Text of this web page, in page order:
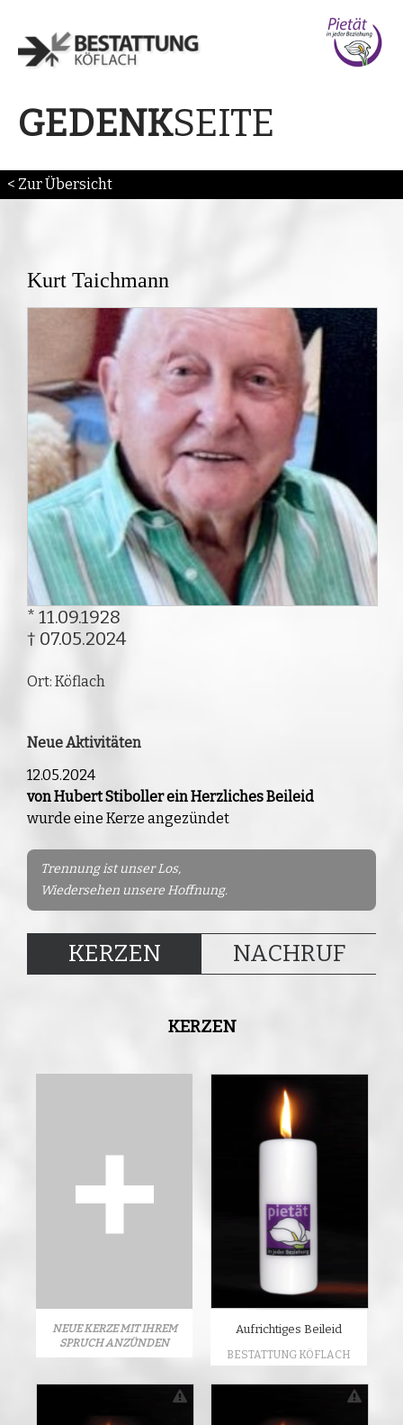
GEDENKSEITE
< Zur Übersicht
Kurt Taichmann
* 11.09.1928
† 07.05.2024
Ort: Köflach
Neue Aktivitäten
12.05.2024
von Hubert Stiboller ein Herzliches Beileid
wurde eine Kerze angezündet
Trennung ist unser Los,
Wiedersehen unsere Hoffnung.
KERZEN NACHRUF
KERZEN
NEUE KERZE MIT IHREM
SPRUCH ANZÜNDEN
Aufrichtiges Beileid
BESTATTUNG KÖFLACH